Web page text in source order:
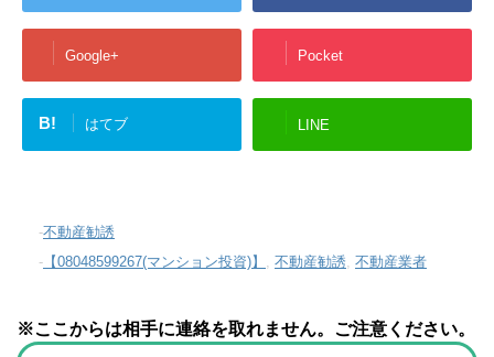
Google+ Pocket
B! はてブ LINE
-不動産勧誘
- 【08048599267(マンション投資)】 不動産勧誘 不動産業者
※ここからは相手に連絡を取れません。ご注意ください。